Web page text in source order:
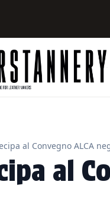
al Convegno ALCA
al